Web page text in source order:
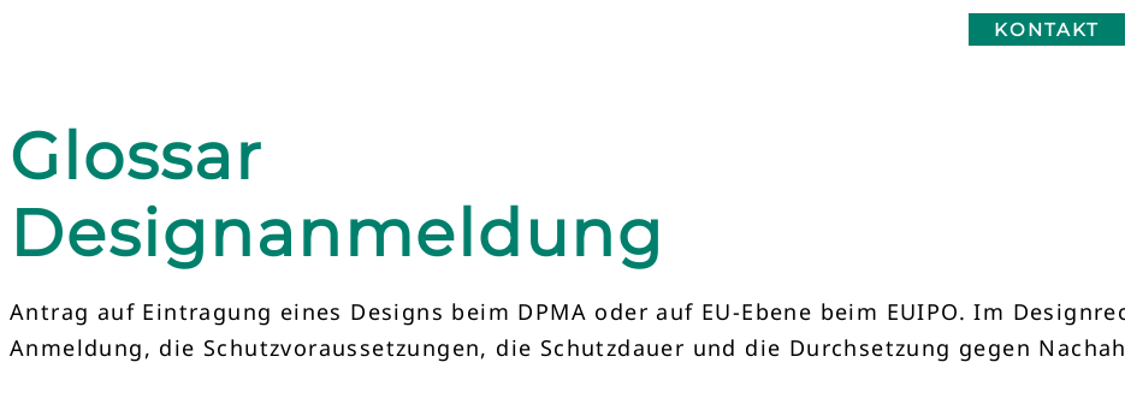
KONTAKT
Glossar
Designanmeldung
Antrag auf Eintragung eines Designs beim DPMA oder auf EU-Ebene beim EUIPO. Im
Anmeldung, die Schutzvoraussetzungen, die Schutzdauer und die Durchsetzung gegen